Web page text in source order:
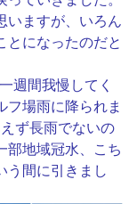
いますが、いろん
とになったのだと
週間我慢してく
フ場雨に降られま
ず長雨でないの
部地域冠水、こち
う間に引きまし